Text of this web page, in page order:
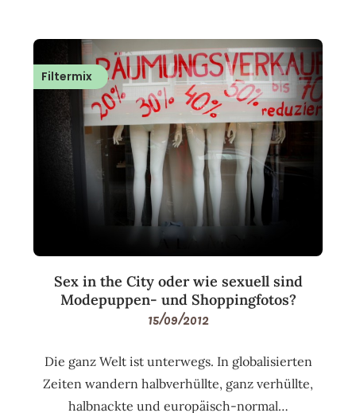
Filtermix
Sex in the City oder wie sexuell sind
Modepuppen- und Shoppingfotos?
15/09/2012
Die ganz Welt ist unterwegs. In globalisierten
Zeiten wandern halbverhüllte, ganz verhüllte,
halbnackte und europäisch-normal…